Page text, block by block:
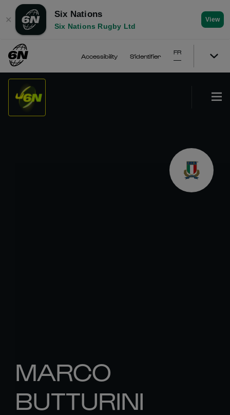
✕
Six Nations
Six Nations Rugby Ltd
View
Accessibility S'identifier
FR
MARCO
BUTTURINI